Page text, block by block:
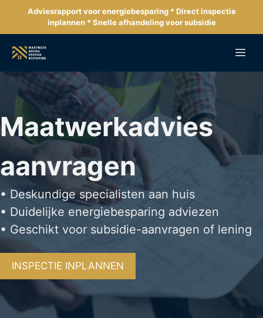
de
inhoud
Adviesrapport voor energiebesparing * Direct inspectie
inplannen * Snelle afhandeling voor subsidie
Maatwerkadvies
aanvragen
• Deskundige specialisten aan huis
• Duidelijke energiebesparing adviezen
• Geschikt voor subsidie-aanvragen of lening
INSPECTIE INPLANNEN